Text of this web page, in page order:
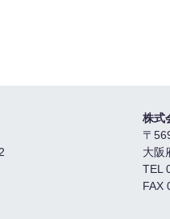
株式
〒
大阪
TEL
FAX